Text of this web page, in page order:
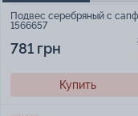
Подвес серебряный с
1566657
781 грн
Купить